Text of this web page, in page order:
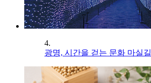
4.
광명, 시간을 걷는 문화 마실길